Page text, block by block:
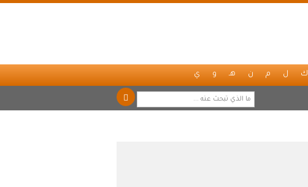
ك ل م ن هـ و ي